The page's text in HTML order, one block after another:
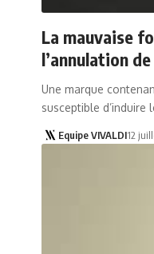
La mauvaise
l’annulation
Une marque
susceptible
Equipe VIVALDI12